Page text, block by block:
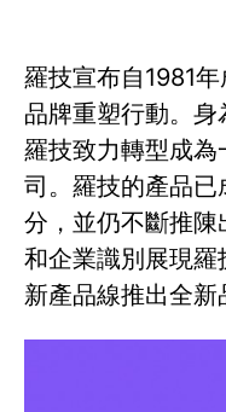
羅技宣布自1981
品牌重塑行動。身
羅技致力轉型成
司。羅技的產品
分，並仍不斷推
和企業識別展現
新產品線推出全